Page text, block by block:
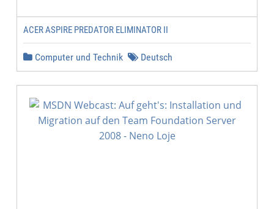
ACER ASPIRE PREDATOR ELIMINATOR II
Computer und Technik Deutsch